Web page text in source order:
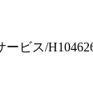
ビス/